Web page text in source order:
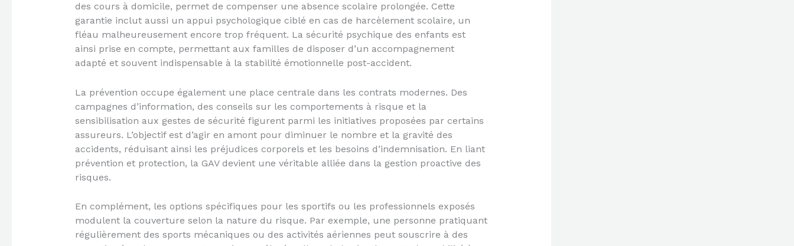
des cours à domicile, permet de compenser une absence scolaire prolongée. Cette
garantie inclut aussi un appui psychologique ciblé en cas de harcèlement scolaire, un
fléau malheureusement encore trop fréquent. La sécurité psychique des enfants est
ainsi prise en compte, permettant aux familles de disposer d’un accompagnement
adapté et souvent indispensable à la stabilité émotionnelle post-accident.
La prévention occupe également une place centrale dans les contrats modernes. Des
campagnes d’information, des conseils sur les comportements à risque et la
sensibilisation aux gestes de sécurité figurent parmi les initiatives proposées par certains
assureurs. L’objectif est d’agir en amont pour diminuer le nombre et la gravité des
accidents, réduisant ainsi les préjudices corporels et les besoins d’indemnisation. En liant
prévention et protection, la GAV devient une véritable alliée dans la gestion proactive des
risques.
En complément, les options spécifiques pour les sportifs ou les professionnels exposés
modulent la couverture selon la nature du risque. Par exemple, une personne pratiquant
régulièrement des sports mécaniques ou des activités aériennes peut souscrire à des